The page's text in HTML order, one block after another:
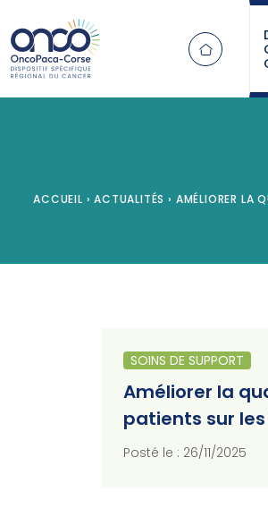
ACCUEIL › ACTUALITÉS › AMÉLIORER LA
SOINS DE SUPPORT
Améliorer la
patients sur
Posté le : 26/11/2025